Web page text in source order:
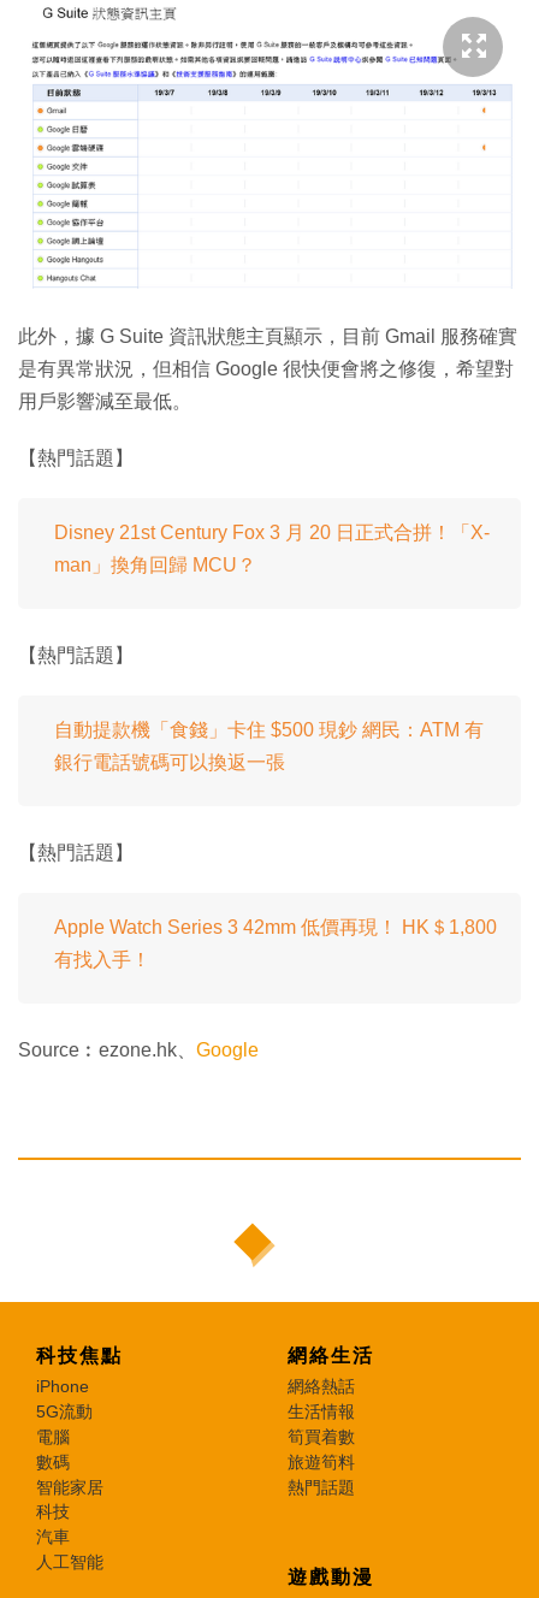
此外，據 G Suite 資訊狀態主頁顯示，目前 Gmail 服務確實
是有異常狀況，但相信 Google 很快便會將之修復，希望對
用戶影響減至最低。
【熱門話題】
Disney 21st Century Fox 3 月 20 日正式合拼！「X-
man」換角回歸 MCU？
【熱門話題】
自動提款機「食錢」卡住 $500 現鈔 網民：ATM 有
銀行電話號碼可以換返一張
【熱門話題】
Apple Watch Series 3 42mm 低價再現！ HK＄1,800
有找入手！
Source︰ezone.hk、 Google
科技焦點
iPhone
5G流動
電腦
數碼
智能家居
科技
汽車
人工智能
網絡生活
網絡熱話
生活情報
筍買着數
旅遊筍料
熱門話題
遊戲動漫